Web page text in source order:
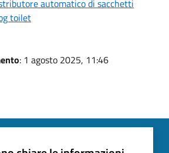
automatico di sacchetti
toilet
: 1 agosto 2025, 11:46